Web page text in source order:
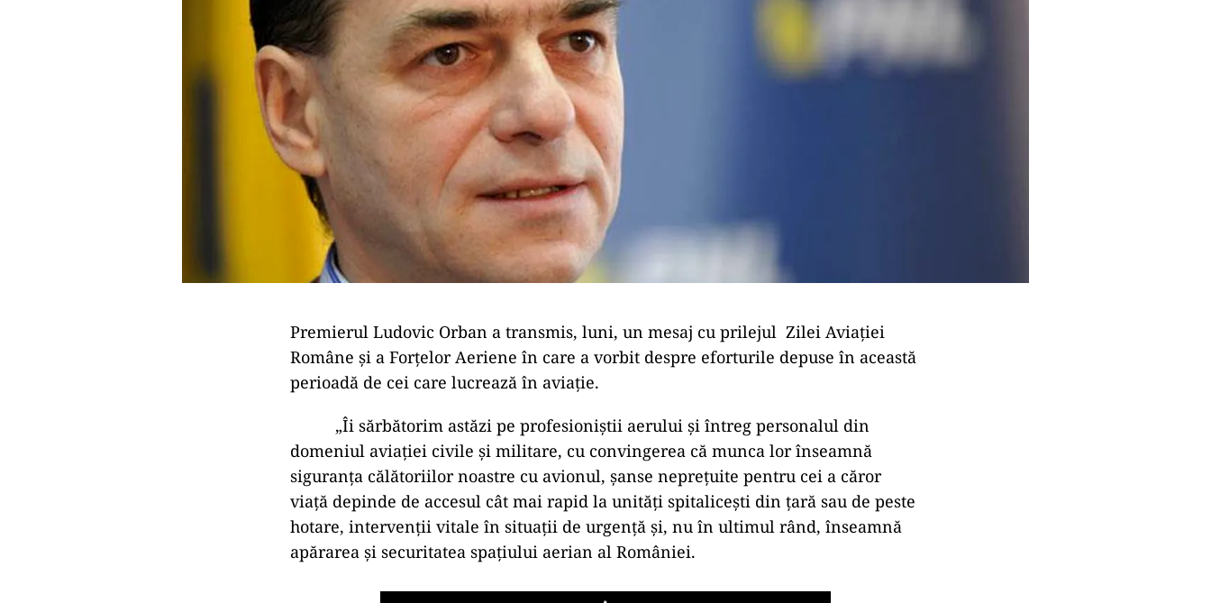
Premierul Ludovic Orban a transmis, luni, un mesaj cu prilejul Zilei Aviaţiei
Române şi a Forţelor Aeriene în care a vorbit despre eforturile depuse în această
perioadă de cei care lucrează în aviație.
„Îi sărbătorim astăzi pe profesioniștii aerului și întreg personalul din
domeniul aviației civile și militare, cu convingerea că munca lor înseamnă
siguranța călătoriilor noastre cu avionul, șanse neprețuite pentru cei a căror
viață depinde de accesul cât mai rapid la unități spitalicești din țară sau de peste
hotare, intervenții vitale în situații de urgență și, nu în ultimul rând, înseamnă
apărarea și securitatea spațiului aerian al României.